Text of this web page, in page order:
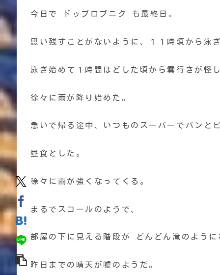
今日で ドゥブロブニク も最終日。
思い残すことがないように、１１時頃から泳
泳ぎ始めて１時間ほどした頃から雲行きが怪
徐々に雨が降り始めた。
急いで帰る途中、いつものスーパーでパンと
昼食とした。
徐々に雨が強くなってくる。
まるでスコールのようで、
部屋の下に見える階段が どんどん滝のように
昨日までの晴天が嘘のようだ。